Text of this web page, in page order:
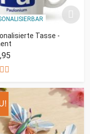
Tasse -